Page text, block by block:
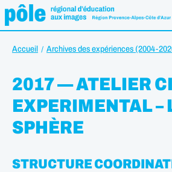
Accueil Archives des expériences (2004-
2017 — ATELIER
EXPERIMENTAL –
SPHÈRE
STRUCTURE